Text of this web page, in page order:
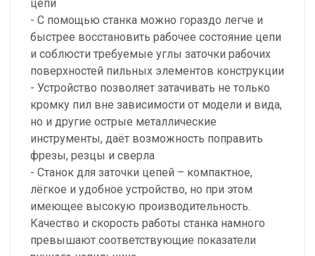
цепи
- С помощью станка можно гораздо легче и
быстрее восстановить рабочее состояние цепи
и соблюсти требуемые углы заточки рабочих
поверхностей пильных элементов конструкции
- Устройство позволяет затачивать не только
кромку пил вне зависимости от модели и вида,
но и другие острые металлические
инструменты, даёт возможность поправить
фрезы, резцы и сверла
- Станок для заточки цепей – компактное,
лёгкое и удобное устройство, но при этом
имеющее высокую производительность.
Качество и скорость работы станка намного
превышают соответствующие показатели